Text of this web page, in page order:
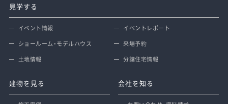
見学する
イベント情報
イベントレポート
ショールーム・モデルハウス
来場予約
土地情報
分譲住宅情報
建物を見る 会社を知る